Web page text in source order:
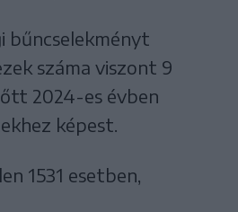
bűncselekményt
száma viszont 9
2024-es évben
képest.
1531 esetben,